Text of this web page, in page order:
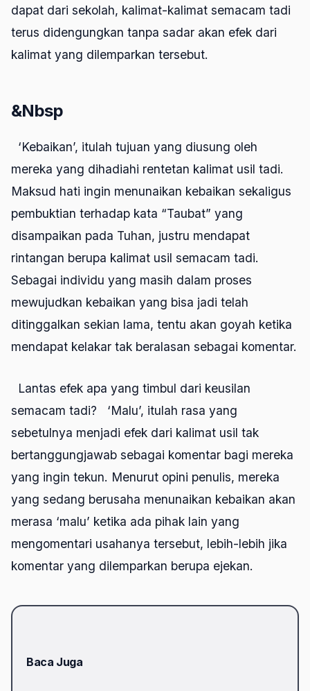
dapat dari sekolah, kalimat-kalimat semacam tadi
terus didengungkan tanpa sadar akan efek dari
kalimat yang dilemparkan tersebut.
&Nbsp
‘Kebaikan’, itulah tujuan yang diusung oleh
mereka yang dihadiahi rentetan kalimat usil tadi.
Maksud hati ingin menunaikan kebaikan sekaligus
pembuktian terhadap kata “Taubat” yang
disampaikan pada Tuhan, justru mendapat
rintangan berupa kalimat usil semacam tadi.
Sebagai individu yang masih dalam proses
mewujudkan kebaikan yang bisa jadi telah
ditinggalkan sekian lama, tentu akan goyah ketika
mendapat kelakar tak beralasan sebagai komentar.
Lantas efek apa yang timbul dari keusilan
semacam tadi? ‘Malu’, itulah rasa yang
sebetulnya menjadi efek dari kalimat usil tak
bertanggungjawab sebagai komentar bagi mereka
yang ingin tekun. Menurut opini penulis, mereka
yang sedang berusaha menunaikan kebaikan akan
merasa ‘malu’ ketika ada pihak lain yang
mengomentari usahanya tersebut, lebih-lebih jika
komentar yang dilemparkan berupa ejekan.
Baca Juga